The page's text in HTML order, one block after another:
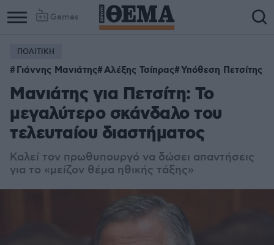
Games
ΠΟΛΙΤΙΚΗ
Γιάννης Μανιάτης Αλέξης Τσίπρας Υπόθεση Πετσίτης
Μανιάτης για Πετσίτη: Το
μεγαλύτερο σκάνδαλο του
τελευταίου διαστήματος
Καλεί τον πρωθυπουργό να δώσει απαντήσεις
για το «μείζον θέμα ηθικής τάξης»